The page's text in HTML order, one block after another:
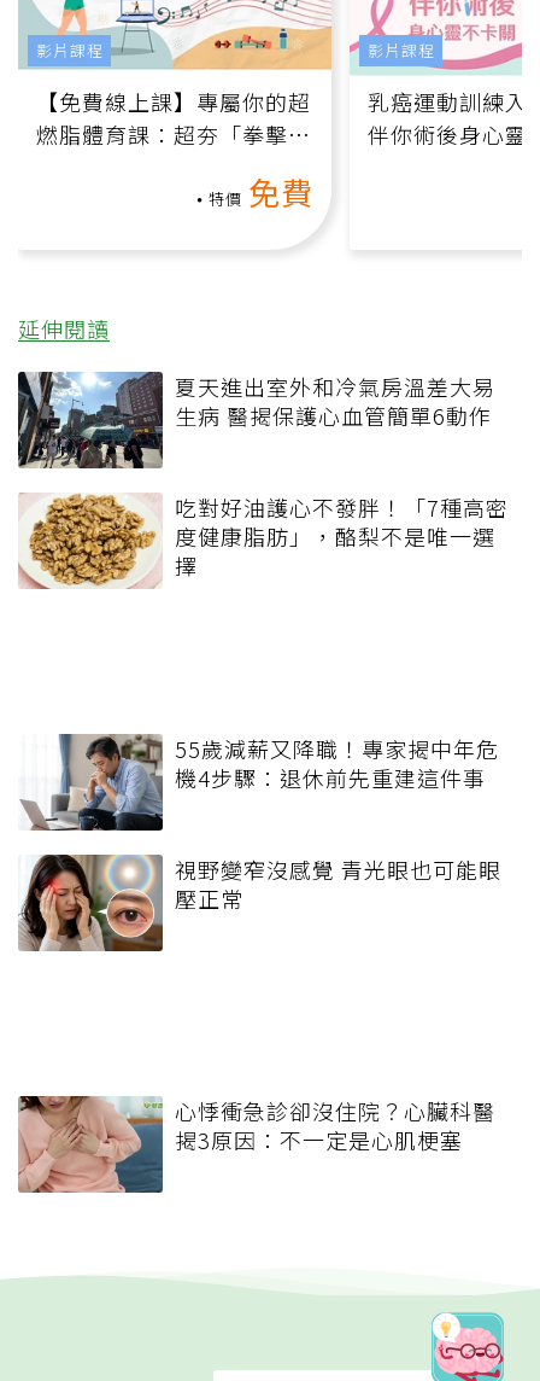
【免費線上課】專屬你的超
燃脂體育課：超夯「拳擊有
特價 免費
影片課程
乳癌運動訓練入
伴你術後身心靈
影片課程
延伸閱讀
夏天進出室外和冷氣房溫差大易
生病 醫揭保護心血管簡單6動作
吃對好油護心不發胖！「7種高密
度健康脂肪」，酪梨不是唯一選
擇
55歲減薪又降職！專家揭中年危
機4步驟：退休前先重建這件事
視野變窄沒感覺 青光眼也可能眼
壓正常
心悸衝急診卻沒住院？心臟科醫
揭3原因：不一定是心肌梗塞